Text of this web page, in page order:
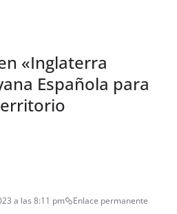
«Inglaterra
Española para
a las 8:11 pm Enlace permanente